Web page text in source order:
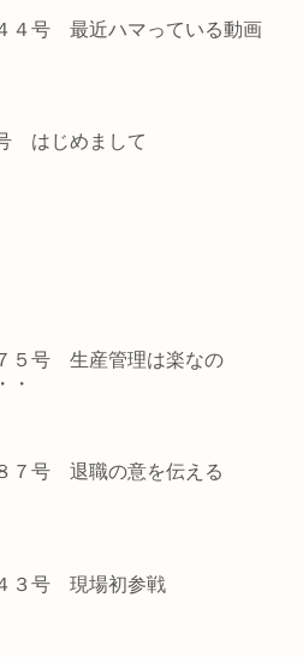
４号 最近ハマっている動画
はじめまして
５号 生産管理は楽なの
・
７号 退職の意を伝える
３号 現場初参戦